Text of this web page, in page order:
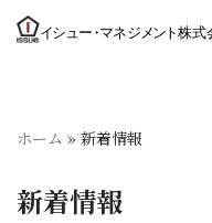
ン
へ
ホーム » 新着情報
新着情報